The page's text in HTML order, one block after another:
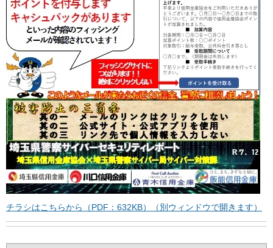
チラシはこちらから（PDF：632KB）（別ウィンドウで開きます）